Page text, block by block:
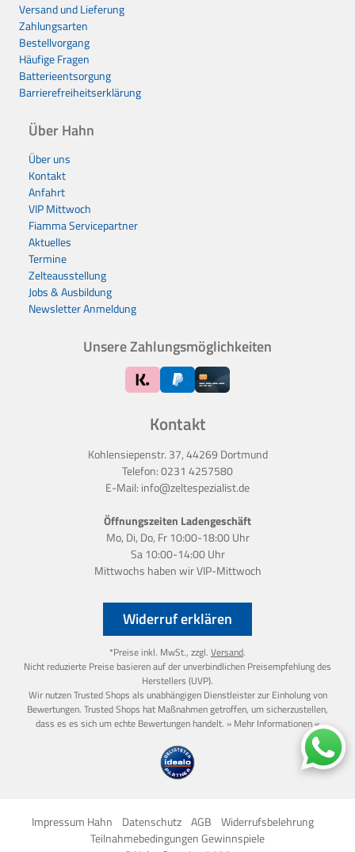
Widerruf erklären
*Preise inkl. MwSt., zzgl. Versand.
Nicht reduzierte Preise basieren auf der unverbindlichen Preisempfehlung des
Herstellers (UVP).
Wir nutzen Trusted Shops als unabhängigen Dienstleister zur Einholung von
Bewertungen. Trusted Shops hat Maßnahmen getroffen, um sicherzustellen,
dass es es sich um echte Bewertungen handelt. » Mehr Informationen «
Versand und Lieferung
Zahlungsarten
Bestellvorgang
Häufige Fragen
Batterieentsorgung
Barrierefreiheitserklärung
Über Hahn
Über uns
Kontakt
Anfahrt
VIP Mittwoch
Fiamma Servicepartner
Aktuelles
Termine
Zelteausstellung
Jobs & Ausbildung
Newsletter Anmeldung
Kontakt
Kohlensiepenstr. 37, 44269 Dortmund
Telefon:0231 4257580
E-Mail: info@zeltespezialist.de
Öffnungszeiten Ladengeschäft
Mo, Di, Do, Fr 10:00-18:00 Uhr
Sa 10:00-14:00 Uhr
Mittwochs haben wirVIP-Mittwoch
Unsere Zahlungsmöglichkeiten
Impressum Hahn Datenschutz AGB
Widerrufsbelehrung
Teilnahmebedingungen Gewinnspiele